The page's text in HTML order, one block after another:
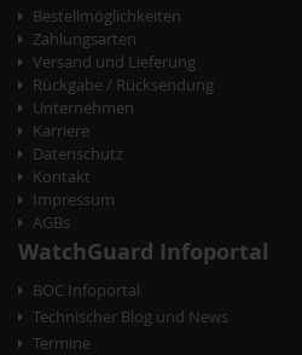
Bestellmöglichkeiten
Zahlungsarten
Versand und Lieferung
Rückgabe / Rücksendung
Unternehmen
Karriere
Datenschutz
Kontakt
Impressum
AGBs
WatchGuard Infoportal
BOC Infoportal
Technischer Blog und News
Termine